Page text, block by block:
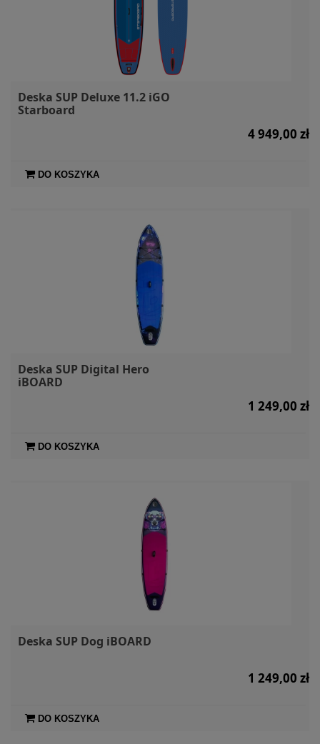
Deska SUP Deluxe 11.2 iGO
Starboard
4 949,00 zł
DO KOSZYKA
Deska SUP Digital Hero
iBOARD
1 249,00 zł
DO KOSZYKA
Deska SUP Dog iBOARD
1 249,00 zł
DO KOSZYKA